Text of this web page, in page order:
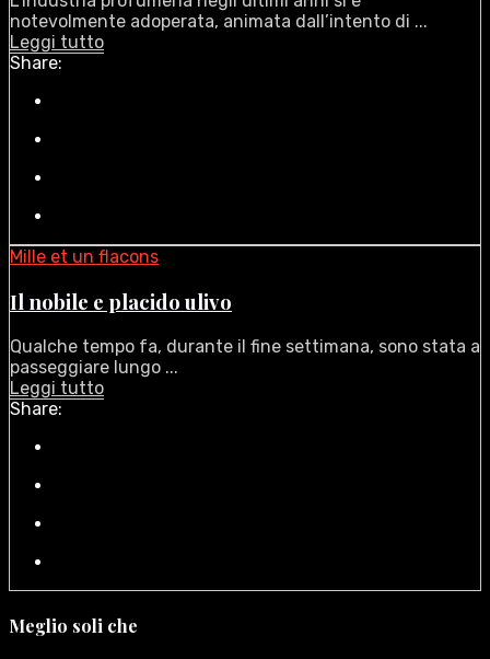
notevolmente adoperata, animata dall’intento di ...
Leggi tutto
Share:
Mille et un flacons
Il nobile e placido ulivo
Qualche tempo fa, durante il fine settimana, sono stata a
passeggiare lungo ...
Leggi tutto
Share:
Meglio soli che